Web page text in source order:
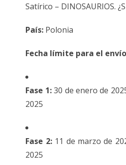
Satírico – DINOSAURIOS.
País: Polonia
Fecha límite para el
Fase 1:30 de enero de
2025
Fase 2:11 de marzo de
2025